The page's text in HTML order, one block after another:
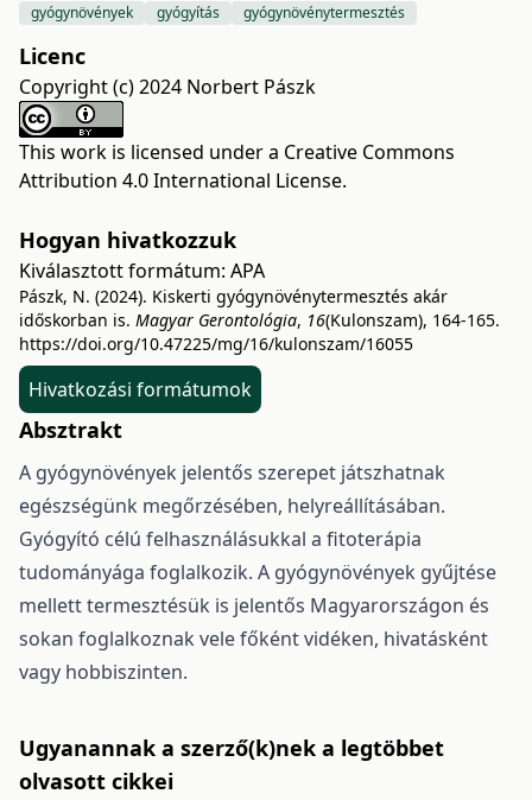
gyógynövények gyógyítás gyógynövénytermesztés
Licenc
Copyright (c) 2024 Norbert Pászk
This work is licensed under a Creative Commons
Attribution 4.0 International License.
Hogyan hivatkozzuk
Kiválasztott formátum: APA
Pászk, N. (2024). Kiskerti gyógynövénytermesztés akár
időskorban is. Magyar Gerontológia, 16(Kulonszam), 164-165.
https://doi.org/10.47225/mg/16/kulonszam/16055
Hivatkozási formátumok
Absztrakt
A gyógynövények jelentős szerepet játszhatnak
egészségünk megőrzésében, helyreállításában.
Gyógyító célú felhasználásukkal a fitoterápia
tudományága foglalkozik. A gyógynövények gyűjtése
mellett termesztésük is jelentős Magyarországon és
sokan foglalkoznak vele főként vidéken, hivatásként
vagy hobbiszinten.
Ugyanannak a szerző(k)nek a legtöbbet
olvasott cikkei